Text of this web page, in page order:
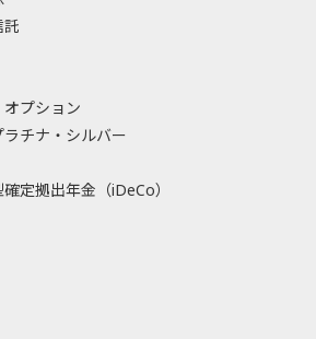
託
プション
ラチナ・シルバー
定拠出年金（iDeCo）